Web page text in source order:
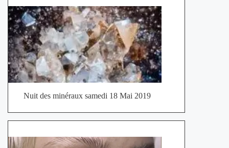
Nuit des minéraux samedi 18 Mai 2019